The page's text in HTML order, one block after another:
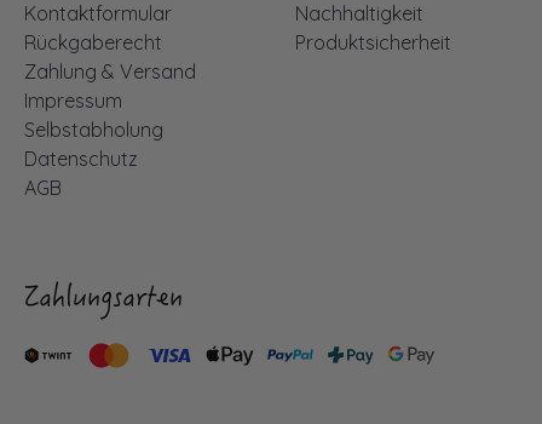
Kontaktformular
Rückgaberecht
Zahlung & Versand
Impressum
Selbstabholung
Datenschutz
AGB
Nachhaltigkeit
Produktsicherheit
Zahlungsarten